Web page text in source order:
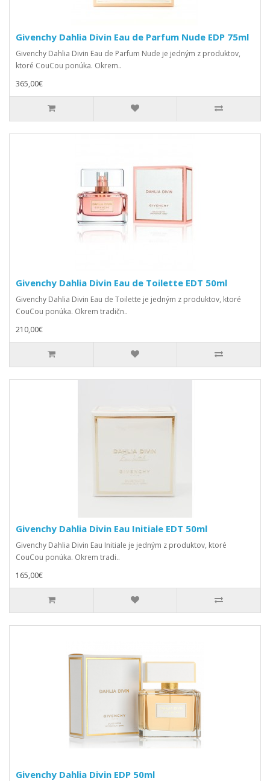
Givenchy Dahlia Divin Eau de Parfum Nude EDP 75ml
Givenchy Dahlia Divin Eau de Parfum Nude je jedným z produktov,
ktoré CouCou ponúka. Okrem..
365,00€
Givenchy Dahlia Divin Eau de Toilette EDT 50ml
Givenchy Dahlia Divin Eau de Toilette je jedným z produktov, ktoré
CouCou ponúka. Okrem tradičn..
210,00€
Givenchy Dahlia Divin Eau Initiale EDT 50ml
Givenchy Dahlia Divin Eau Initiale je jedným z produktov, ktoré
CouCou ponúka. Okrem tradi..
165,00€
Givenchy Dahlia Divin EDP 50ml